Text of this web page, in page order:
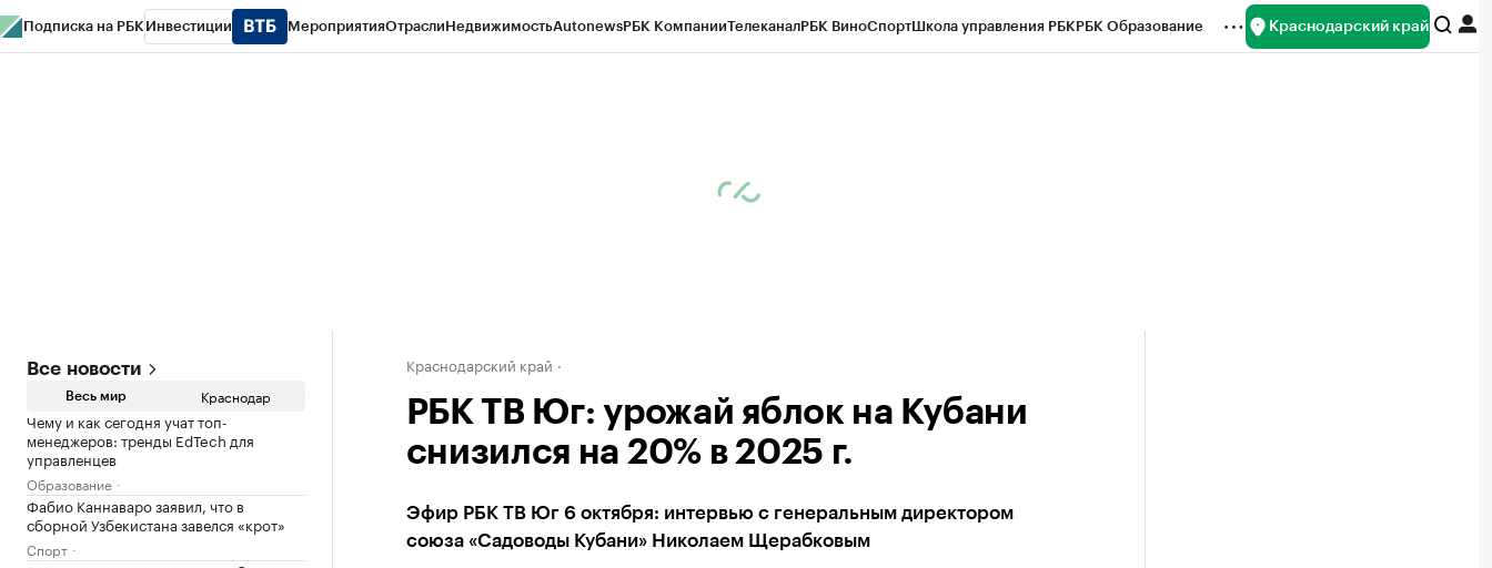
Подписка на РБК Инвестиции МероприятияОтраслиНедвижимостьAutonewsРБК КомпанииТелеканалРБК ВиноСпортШкола управления РБКРБК Образование Краснодарский край
Все новости
Весь мир Краснодар
Чему и как сегодня учат топ-
менеджеров: тренды EdTech для
управленцев
Образование
Фабио Каннаваро заявил, что в
сборной Узбекистана завелся «крот»
Спорт
Краснодарский край
РБК ТВ Юг: урожай яблок на Кубани
снизился на 20% в 2025 г.
Эфир РБК ТВ Юг 6 октября: интервью с генеральным директором
союза «Садоводы Кубани» Николаем Щерабковым